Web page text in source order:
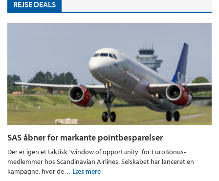
REJSE DEALS
SAS åbner for markante pointbesparelser
Der er igen et taktisk “window of opportunity” for EuroBonus-
medlemmer hos Scandinavian Airlines. Selskabet har lanceret en
kampagne, hvor de… Læs mere